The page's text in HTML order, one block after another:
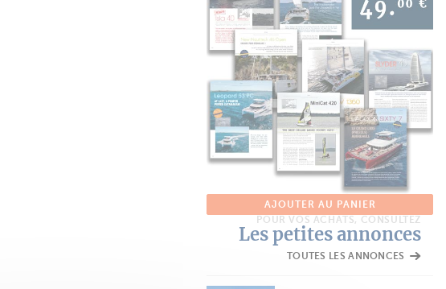
AJOUTER AU PANIER
POUR VOS ACHATS, CONSULTEZ
Les petites annonces
TOUTES LES ANNONCES